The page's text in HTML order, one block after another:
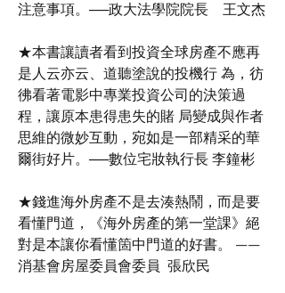
注意事項。──政大法學院院長 王文杰
★本書讓讀者看到投資全球房產不應再
是人云亦云、道聽塗說的投機行 為，彷
彿看著電影中專業投資公司的決策過
程，讓原本患得患失的賭 局變成與作者
思維的微妙互動，宛如是一部精采的華
爾街好片。──數位宅妝執行長 李鐘彬
★錢進海外房產不是去湊熱鬧，而是要
看懂門道，《海外房產的第一堂課》絕
對是本讓你看懂箇中門道的好書。 ——
消基會房屋委員會委員 張欣民